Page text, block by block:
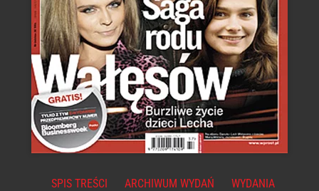
SPIS TREŚCI ARCHIWUM WYDAŃ
WYDANIA